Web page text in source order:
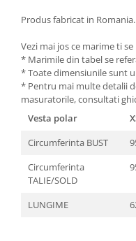
Produs fabricat in Romania.
Vezi mai jos ce marime ti
* Marimile din tabel se
* Toate dimensiunile sunt
* Pentru mai multe detalii
masuratorile, consultati
Vesta polar
Circumferinta BUST
Circumferinta
TALIE/SOLD
LUNGIME